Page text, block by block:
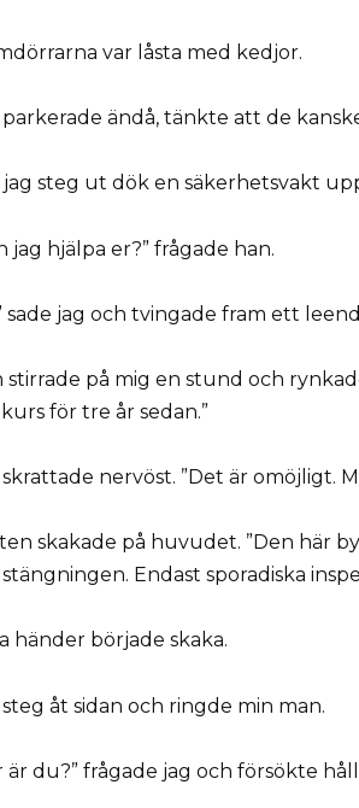
var låsta med kedjor.
parkerade ändå, tänkte att de
jag steg ut dök en säkerhetsvakt
jag hjälpa er?” frågade han.
sade jag och tvingade fram ett
stirrade på mig en stund och
för tre år sedan.”
nervöst. ”Det är omöjligt.
skakade på huvudet. ”Den här
Endast sporadiska
händer började skaka.
åt sidan och ringde min man.
är du?” frågade jag och försökte